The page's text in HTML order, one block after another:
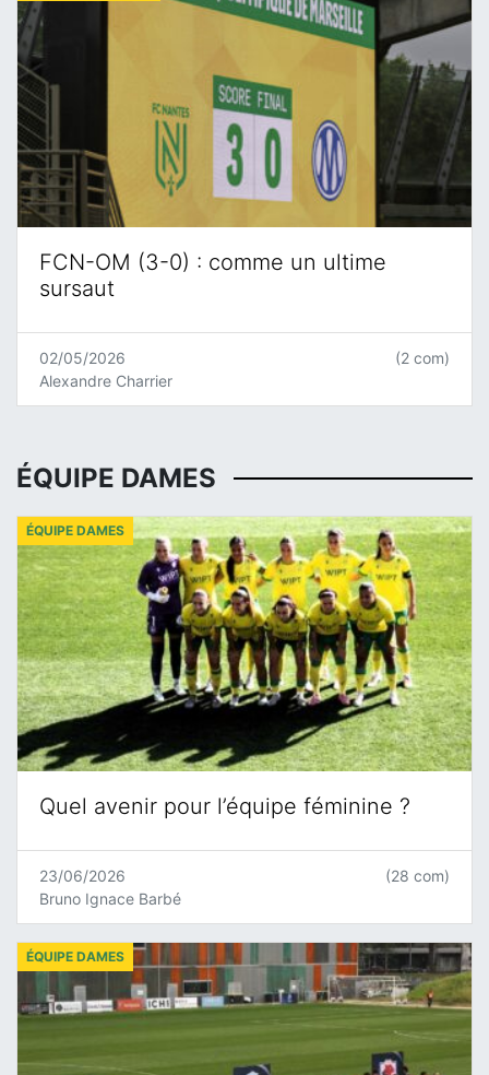
FCN-OM (3-0) : comme un ultime
sursaut
02/05/2026
Alexandre Charrier
(2 com)
ÉQUIPE DAMES
Quel avenir pour l’équipe féminine ?
ÉQUIPE DAMES
23/06/2026
Bruno Ignace Barbé
(28 com)
ÉQUIPE DAMES